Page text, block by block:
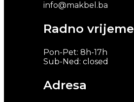
info@makbel.ba
Radno vrijeme
Pon-Pet: 8h-17h
Sub-Ned: closed
Adresa